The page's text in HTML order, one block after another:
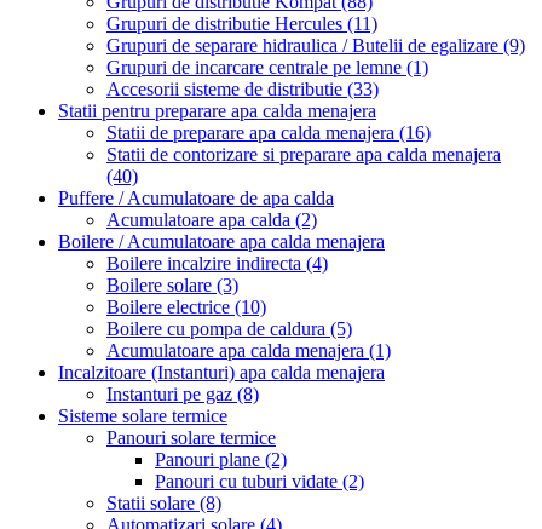
Grupuri de distributie Hercules (11)
Grupuri de separare hidraulica / Butelii de egalizare (9)
Grupuri de incarcare centrale pe lemne (1)
Accesorii sisteme de distributie (33)
Statii pentru preparare apa calda menajera
Statii de preparare apa calda menajera (16)
Statii de contorizare si preparare apa calda menajera
(40)
Puffere / Acumulatoare de apa calda
Acumulatoare apa calda (2)
Boilere / Acumulatoare apa calda menajera
Boilere incalzire indirecta (4)
Boilere solare (3)
Boilere electrice (10)
Boilere cu pompa de caldura (5)
Acumulatoare apa calda menajera (1)
Incalzitoare (Instanturi) apa calda menajera
Instanturi pe gaz (8)
Sisteme solare termice
Panouri solare termice
Panouri plane (2)
Panouri cu tuburi vidate (2)
Statii solare (8)
Automatizari solare (4)